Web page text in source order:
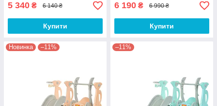
5 340 ₴ 6 140 ₴
Купити
6 190 ₴ 6 990 ₴
Купити
Новинка –11% –11%